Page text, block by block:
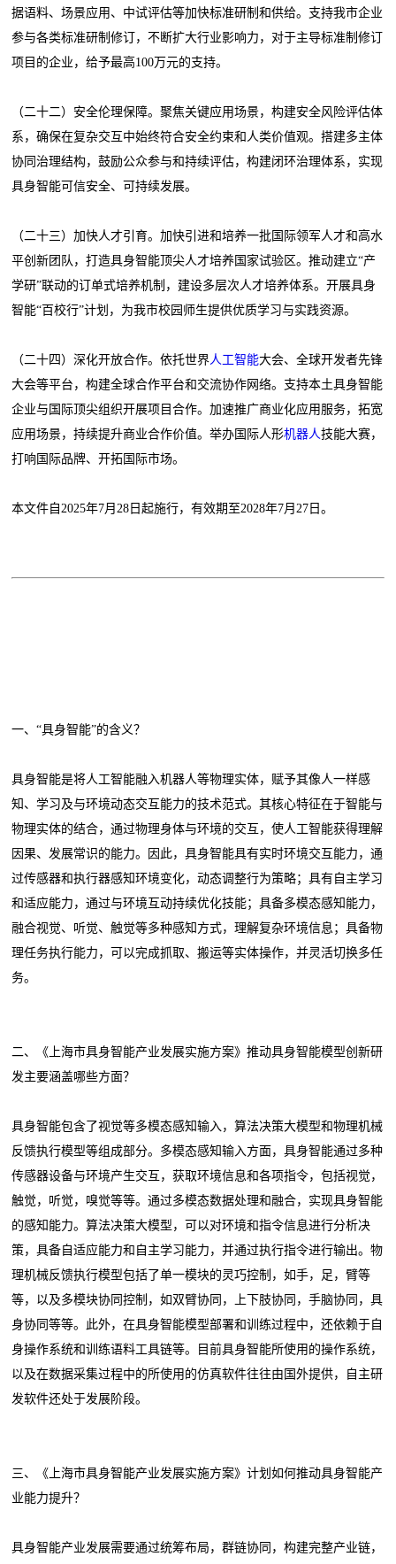
据语料、场景应用、中试评估等加快标准研制和供给。支持我市企业
参与各类标准研制修订，不断扩大行业影响力，对于主导标准制修订
项目的企业，给予最高100万元的支持。
（二十二）安全伦理保障。聚焦关键应用场景，构建安全风险评估体
系，确保在复杂交互中始终符合安全约束和人类价值观。搭建多主体
协同治理结构，鼓励公众参与和持续评估，构建闭环治理体系，实现
具身智能可信安全、可持续发展。
（二十三）加快人才引育。加快引进和培养一批国际领军人才和高水
平创新团队，打造具身智能顶尖人才培养国家试验区。推动建立“产
学研”联动的订单式培养机制，建设多层次人才培养体系。开展具身
智能“百校行”计划，为我市校园师生提供优质学习与实践资源。
（二十四）深化开放合作。依托世界人工智能大会、全球开发者先锋
大会等平台，构建全球合作平台和交流协作网络。支持本土具身智能
企业与国际顶尖组织开展项目合作。加速推广商业化应用服务，拓宽
应用场景，持续提升商业合作价值。举办国际人形机器人技能大赛，
打响国际品牌、开拓国际市场。
本文件自2025年7月28日起施行，有效期至2028年7月27日。
一、“具身智能”的含义？
具身智能是将人工智能融入机器人等物理实体，赋予其像人一样感
知、学习及与环境动态交互能力的技术范式。其核心特征在于智能与
物理实体的结合，通过物理身体与环境的交互，使人工智能获得理解
因果、发展常识的能力。因此，具身智能具有实时环境交互能力，通
过传感器和执行器感知环境变化，动态调整行为策略；具有自主学习
和适应能力，通过与环境互动持续优化技能；具备多模态感知能力，
融合视觉、听觉、触觉等多种感知方式，理解复杂环境信息；具备物
理任务执行能力，可以完成抓取、搬运等实体操作，并灵活切换多任
务。
二、《上海市具身智能产业发展实施方案》推动具身智能模型创新研
发主要涵盖哪些方面？
具身智能包含了视觉等多模态感知输入，算法决策大模型和物理机械
反馈执行模型等组成部分。多模态感知输入方面，具身智能通过多种
传感器设备与环境产生交互，获取环境信息和各项指令，包括视觉，
触觉，听觉，嗅觉等等。通过多模态数据处理和融合，实现具身智能
的感知能力。算法决策大模型，可以对环境和指令信息进行分析决
策，具备自适应能力和自主学习能力，并通过执行指令进行输出。物
理机械反馈执行模型包括了单一模块的灵巧控制，如手，足，臂等
等，以及多模块协同控制，如双臂协同，上下肢协同，手脑协同，具
身协同等等。此外，在具身智能模型部署和训练过程中，还依赖于自
身操作系统和训练语料工具链等。目前具身智能所使用的操作系统，
以及在数据采集过程中的所使用的仿真软件往往由国外提供，自主研
发软件还处于发展阶段。
三、《上海市具身智能产业发展实施方案》计划如何推动具身智能产
业能力提升？
具身智能产业发展需要通过统筹布局，群链协同，构建完整产业链，